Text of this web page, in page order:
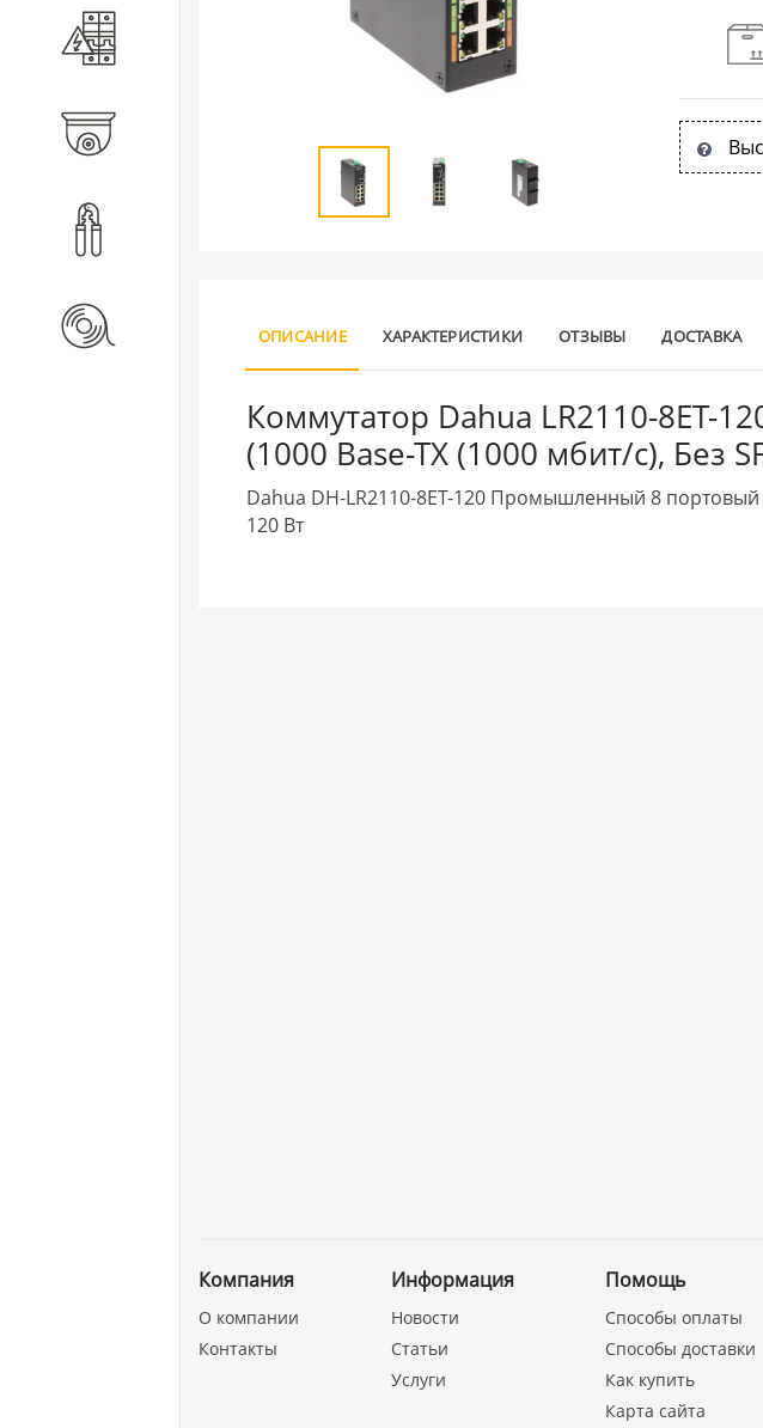
Расходные материалы
ОПИСАНИЕ ХАРАКТЕРИСТИКИ ОТЗЫВЫ ДОСТАВКА
Коммутатор Dahua LR2110-8ET-
(1000 Base-TX (1000 мбит/с), Без
Dahua DH-LR2110-8ET-120 Промышленный 8 портовый
120 Вт
Компания
О компании
Контакты
Информация
Новости
Статьи
Услуги
Помощь
Способы оплаты
Способы доставки
Как купить
Карта сайта